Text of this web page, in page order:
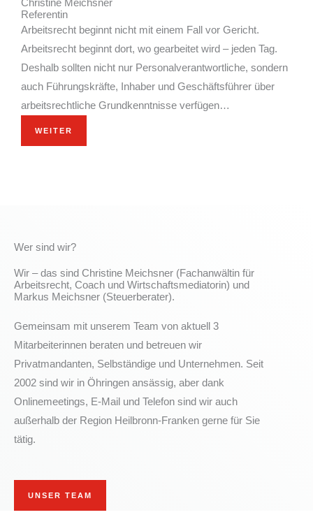
Christine Meichsner
Referentin
Arbeitsrecht beginnt nicht mit einem Fall vor Gericht.
Arbeitsrecht beginnt dort, wo gearbeitet wird – jeden Tag.
Deshalb sollten nicht nur Personalverantwortliche, sondern
auch Führungskräfte, Inhaber und Geschäftsführer über
arbeitsrechtliche Grundkenntnisse verfügen…
WEITER
Wer sind wir?
Wir – das sind Christine Meichsner (Fachanwältin für
Arbeitsrecht, Coach und Wirtschaftsmediatorin) und
Markus Meichsner (Steuerberater).
Gemeinsam mit unserem Team von aktuell 3
Mitarbeiterinnen beraten und betreuen wir
Privatmandanten, Selbständige und Unternehmen. Seit
2002 sind wir in Öhringen ansässig, aber dank
Onlinemeetings, E-Mail und Telefon sind wir auch
außerhalb der Region Heilbronn-Franken gerne für Sie
tätig.
UNSER TEAM